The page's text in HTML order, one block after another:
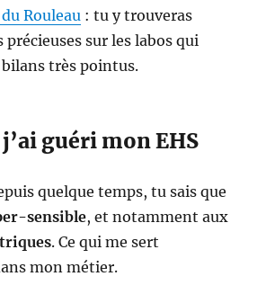
Rouleau : tu y trouveras
précieuses sur les labos qui
très pointus.
guéri mon EHS
quelque temps, tu sais que
sensible, et notamment aux
. Ce qui me sert
mon métier.